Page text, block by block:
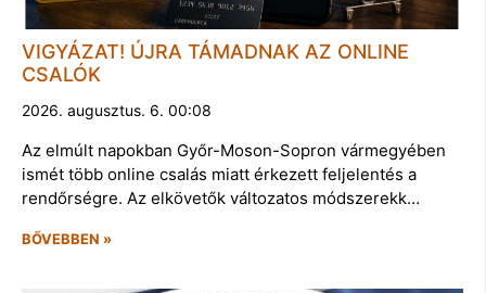
VIGYÁZAT! ÚJRA TÁMADNAK AZ ONLINE
CSALÓK
2026. augusztus. 6. 00:08
Az elmúlt napokban Győr-Moson-Sopron vármegyében
ismét több online csalás miatt érkezett feljelentés a
rendőrségre. Az elkövetők változatos módszerekk…
BŐVEBBEN »